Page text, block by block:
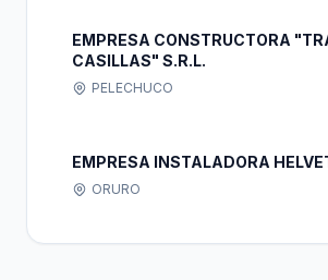
EMPRESA CONSTRUCTORA
CASILLAS" S.R.L.
PELECHUCO
EMPRESA INSTALADORA
ORURO